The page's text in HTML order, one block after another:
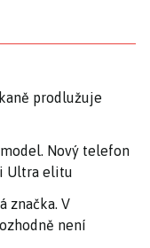
prodlužuje
Nový telefon
Ultra elitu
značka. V
není